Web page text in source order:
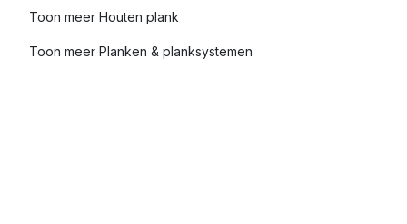
Toon meer Houten plank
Toon meer Planken & planksystemen